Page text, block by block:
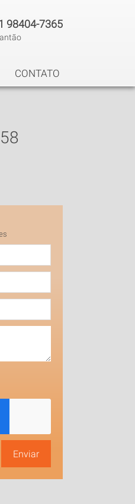
98404-7365
CONTATO
Enviar